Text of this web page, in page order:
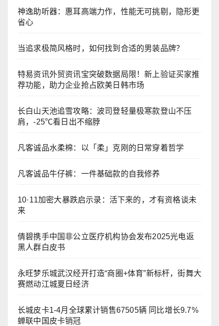
神逸助听器：惠耳高端力作，性能无可挑剔，隐形更
省心
当追求极简风格时，如何找到合适的男装品牌？
特易资讯外贸资讯宝突破数据局限！新上验证买家推
荐功能，助力企业抢占欧美日韩市场
长白山天池追雪攻略：波司登轻量极寒款登山不压
肩，-25℃看日出不缩脖
凡客诚品水柔棉：以「柔」克刚的日常穿着哲学
凡客诚品牛仔裤：一件基础款的自我修养
10·11加密大暴跌启示录：活下来的，才有资格谈未
来
倩碧携手中国非公立医疗机构协会发布2025光电返
黑人群白皮书
永旺梦乐城武汉经开打造“商圈+体育”新标杆，街舞大
赛燃动江城夏日经济
长城皮卡1-4月全球累计销售67505辆 同比增长9.7%
蝉联中国皮卡销冠